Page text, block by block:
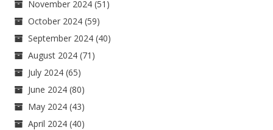
November 2024 (51)
October 2024 (59)
September 2024 (40)
August 2024 (71)
July 2024 (65)
June 2024 (80)
May 2024 (43)
April 2024 (40)